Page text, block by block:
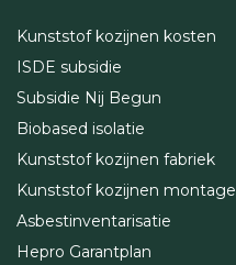
Kunststof kozijnen kosten
ISDE subsidie
Subsidie Nij Begun
Biobased isolatie
Kunststof kozijnen fabriek
Kunststof kozijnen montage
Asbestinventarisatie
Hepro Garantplan